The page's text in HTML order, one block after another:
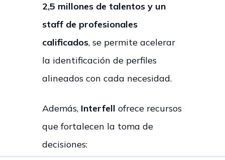
2,5 millones de talentos y un
staff de profesionales
calificados, se permite acelerar
la identificación de perfiles
alineados con cada necesidad.
Además, Interfell ofrece recursos
que fortalecen la toma de
decisiones: